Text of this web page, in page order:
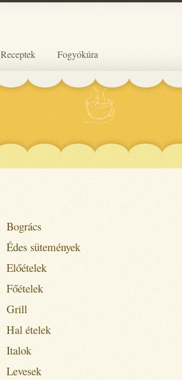
Receptek Fogyókúra
Bogrács
Édes sütemények
Előételek
Főételek
Grill
Hal ételek
Italok
Levesek